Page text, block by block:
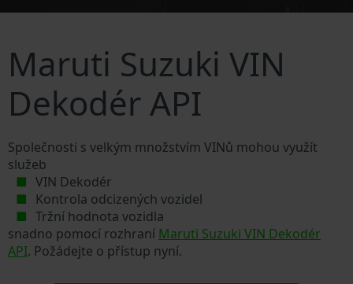
Maruti Suzuki VIN
Dekodér API
Společnosti s velkým množstvím VINů mohou využít
služeb
VIN Dekodér
Kontrola odcizených vozidel
Tržní hodnota vozidla
snadno pomocí rozhraní Maruti Suzuki VIN Dekodér
API. Požádejte o přístup nyní.